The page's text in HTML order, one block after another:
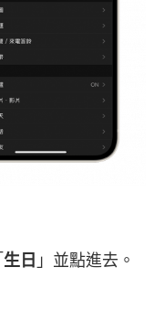
生日 」並點進去。